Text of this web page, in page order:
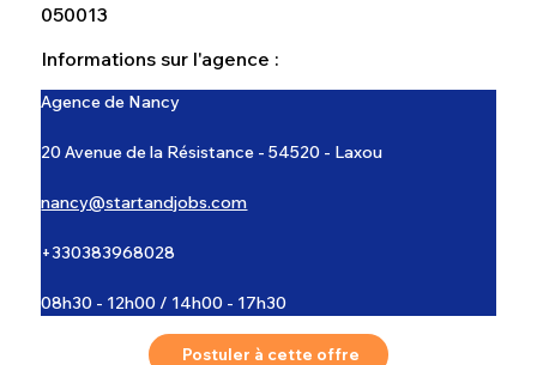
050013
Informations sur l'agence :
Agence de Nancy
20 Avenue de la Résistance - 54520 - Laxou
nancy@startandjobs.com
+330383968028
08h30 - 12h00 / 14h00 - 17h30
Postuler à cette offre